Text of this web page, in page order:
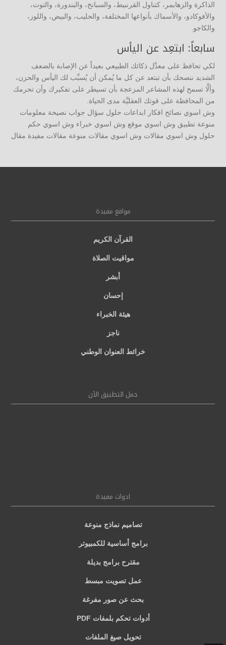
الذاكرة والزهايمر، كتناول القرنبيط، والسبانخ، والبندورة، والتوت،
والأفوكادو، والأسماك بأنواعها المختلفة، والحليب، والبيض، واللوز،
والكاجو.
سابعاً: ابتعِد عن اليأس
لكي تحافظ على معدَّل ذكائك الطبيعي بعيداً عن الإصابة بالضعف
الشديد ننصحك بأن تبتعد عن كل ما يُمكن أن يُسبِّب لك اليأس والحزن،
وألَّا تسمح لهذه المشاعر المزعجة بأن تسيطر على تفكيرك وأن تحرمك
من المحافظة على قوتك العقليَّة مدى الحياة.
وش اسوي نصائح افكار ابداعات حلول سؤال جواب نصيحة معلومات
منوعة تطبيق وش اسوي موقع وش اسوي خبراء وش اسوي حكم
حلول وش اسوي مقالات وش اسوي مقالات منوعة مقالات مفيدة مقال
مواقع مفيدة
القرآن الكريم
مواقيت الصلاة
أبشر
إحسان
هيئة الخبراء
ناجز
خرائط العنوان الوطني
حمل التطبيق الآن
ادوات مفيدة
تصاميم نماذج منوعة
برامج أساسية للكمبيوتر
مقترح برامج بديلة
عمل تصويت مبسط
بحث عن صور مفرغة
أدوات تحكم بلمفات PDF
تحويل صيغ الملفات